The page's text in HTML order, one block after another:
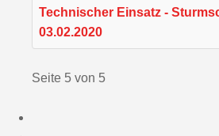
Technischer Einsatz -
03.02.2020
Seite 5 von 5